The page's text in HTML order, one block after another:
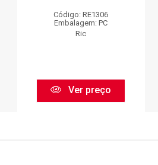
Código: RE1306
Embalagem: PC
Ric
Ver preço